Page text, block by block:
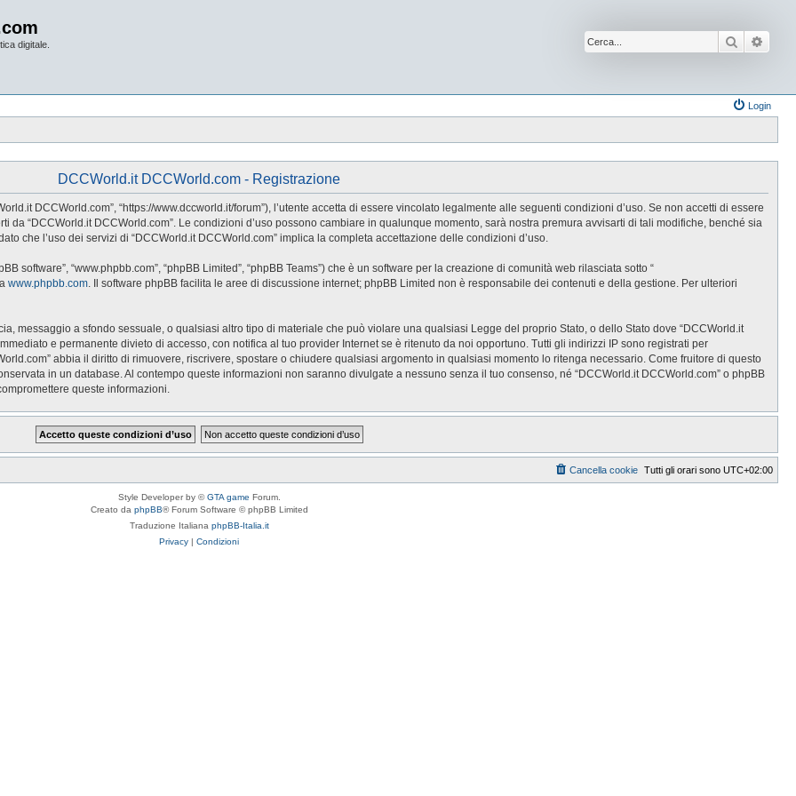
digitale. Cerca
Login
DCCWorld.it DCCWorld.com - Registrazione
DCCWorld.com”, “https://www.dccworld.it/forum”), l’utente accetta di essere vincolato legalmente alle seguenti condizioni d’uso. Se non accetti di essere
da “DCCWorld.it DCCWorld.com”. Le condizioni d’uso possono cambiare in qualunque momento, sarà nostra premura avvisarti di tali modifiche, benché sia
che l’uso dei servizi di “DCCWorld.it DCCWorld.com” implica la completa accettazione delle condizioni d’uso.
software”, “www.phpbb.com”, “phpBB Limited”, “phpBB Teams”) che è un software per la creazione di comunità web rilasciata sotto “
www.phpbb.com. Il software phpBB facilita le aree di discussione internet; phpBB Limited non è responsabile dei contenuti e della gestione. Per ulteriori
messaggio a sfondo sessuale, o qualsiasi altro tipo di materiale che può violare una qualsiasi Legge del proprio Stato, o dello Stato dove “DCCWorld.it
e permanente divieto di accesso, con notifica al tuo provider Internet se è ritenuto da noi opportuno. Tutti gli indirizzi IP sono registrati per
abbia il diritto di rimuovere, riscrivere, spostare o chiudere qualsiasi argomento in qualsiasi momento lo ritenga necessario. Come fruitore di questo
in un database. Al contempo queste informazioni non saranno divulgate a nessuno senza il tuo consenso, né “DCCWorld.it DCCWorld.com” o phpBB
queste informazioni.
Tutti gli orari sono UTC+02:00
Cancella cookie
Style Developer by ©GTA game Forum.
Creato da phpBB® Forum Software © phpBB Limited
Traduzione Italiana phpBB-Italia.it
Privacy | Condizioni